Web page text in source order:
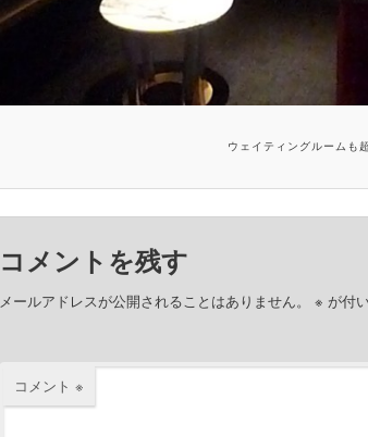
ウェイティングルームも
コメントを残す
メールアドレスが公開されることはありません。 ※ が付
コメント ※